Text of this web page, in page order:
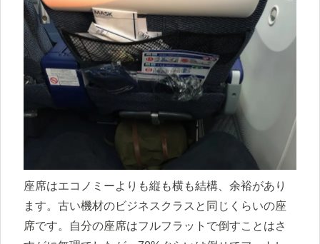
座席はエコノミーよりも縦も横も結構、余裕があり
ます。古い機材のビジネスクラスと同じくらいの座
席です。自分の座席はフルフラットで倒すことはさ